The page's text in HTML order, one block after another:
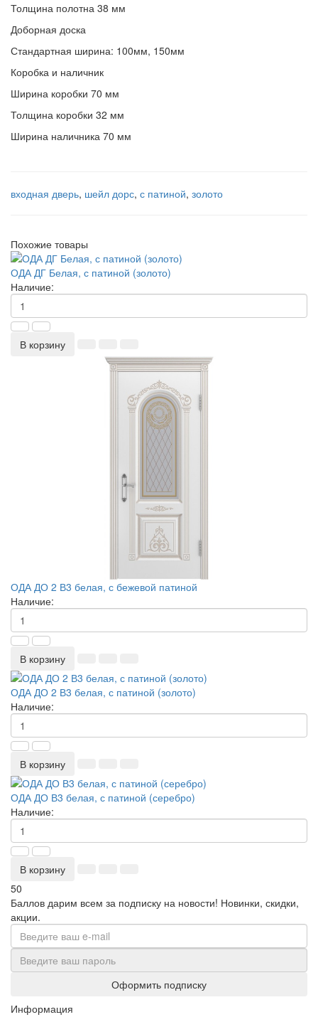
Толщина полотна 38 мм
Доборная доска
Стандартная ширина: 100мм, 150мм
Коробка и наличник
Ширина коробки 70 мм
Толщина коробки 32 мм
Ширина наличника 70 мм
входная дверь, шейл дорс, с патиной, золото
Похожие товары
ОДА ДГ Белая, с патиной (золото)
Наличие:
В корзину
ОДА ДО 2 В3 белая, с бежевой патиной
Наличие:
В корзину
ОДА ДО 2 В3 белая, с патиной (золото)
Наличие:
В корзину
ОДА ДО В3 белая, с патиной (серебро)
Наличие:
В корзину
50
Баллов дарим всем за подписку на новости! Новинки, скидки,
акции.
Оформить подписку
Информация